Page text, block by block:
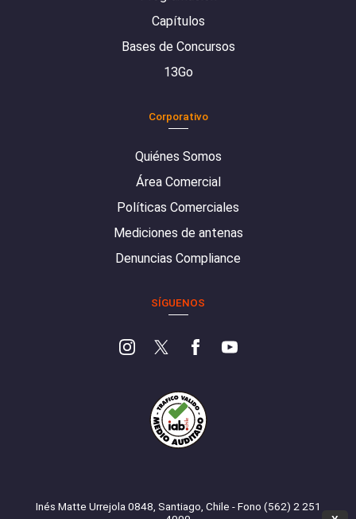
Capítulos
Bases de Concursos
13Go
Corporativo
Quiénes Somos
Área Comercial
Políticas Comerciales
Mediciones de antenas
Denuncias Compliance
SÍGUENOS
Inés Matte Urrejola 0848, Santiago, Chile - Fono (562) 2 251